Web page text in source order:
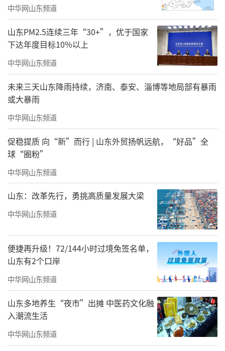
中华网山东频道
山东PM2.5连续三年“30+”，优于国家
下达年度目标10%以上
中华网山东频道
未来三天山东降雨持续，济南、泰安、淄博等地局部有暴雨
或大暴雨
中华网山东频道
促稳提质 向“新”而行 | 山东外贸扬帆远航，“好品”全
球“圈粉”
中华网山东频道
山东：改革先行，勇挑高质量发展大梁
中华网山东频道
便捷再升级！72/144小时过境免签名单，
山东有2个口岸
中华网山东频道
山东多地养生“夜市”出摊 中医药文化融
入潮流生活
中华网山东频道